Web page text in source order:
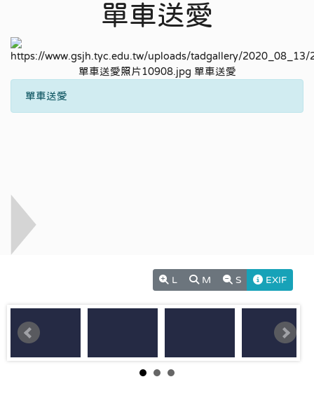
單車送愛
單車送愛
L M S EXIF